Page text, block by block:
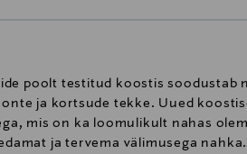
poolt testitud koostis soodustab
ja kortsude tekke. Uued
mis on ka loomulikult nahas
ja tervema välimusega nahka.